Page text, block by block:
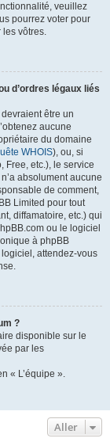
veuillez
pourrez voter pour
les vôtres.
d’ordres légaux liés
être un
aucune
du domaine
WHOIS), ou, si
Free, etc.), le service
absolument aucune
de comment,
Limited pour tout
diffamatoire, etc.) qui
ou le logiciel
à phpBB
attendez-vous
?
disponible sur le
par les
« L’équipe ».
Aller